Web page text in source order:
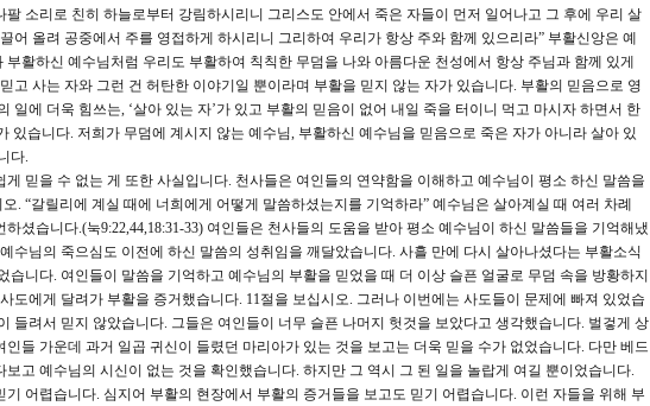
소리로 친히 하늘로부터 강림하시리니 그리스도 안에서 죽은 자들이 먼저 일어나고 그 후에 우리 살
어 올려 공중에서 주를 영접하게 하시리니 그리하여 우리가 항상 주와 함께 있으리라” 부활신앙은 예
활하신 예수님처럼 우리도 부활하여 칙칙한 무덤을 나와 아름다운 천성에서 항상 주님과 함께 있게
고 사는 자와 그런 건 허탄한 이야기일 뿐이라며 부활을 믿지 않는 자가 있습니다. 부활의 믿음으로 영
일에 더욱 힘쓰는, ‘살아 있는 자’가 있고 부활의 믿음이 없어 내일 죽을 터이니 먹고 마시자 하면서 한
있습니다. 저희가 무덤에 계시지 않는 예수님, 부활하신 예수님을 믿음으로 죽은 자가 아니라 살아 있
다.
믿을 수 없는 게 또한 사실입니다. 천사들은 여인들의 연약함을 이해하고 예수님이 평소 하신 말씀을
. “갈릴리에 계실 때에 너희에게 어떻게 말씀하셨는지를 기억하라” 예수님은 살아계실 때 여러 차례
셨습니다.(눅9:22,44,18:31-33) 여인들은 천사들의 도움을 받아 평소 예수님이 하신 말씀들을 기억해냈
수님의 죽으심도 이전에 하신 말씀의 성취임을 깨달았습니다. 사흘 만에 다시 살아나셨다는 부활소식
습니다. 여인들이 말씀을 기억하고 예수님의 부활을 믿었을 때 더 이상 슬픈 얼굴로 무덤 속을 방황하지
도에게 달려가 부활을 증거했습니다. 11절을 보십시오. 그러나 이번에는 사도들이 문제에 빠져 있었습
들려서 믿지 않았습니다. 그들은 여인들이 너무 슬픈 나머지 헛것을 보았다고 생각했습니다. 벌겋게 상
들 가운데 과거 일곱 귀신이 들렸던 마리아가 있는 것을 보고는 더욱 믿을 수가 없었습니다. 다만 베드
고 예수님의 시신이 없는 것을 확인했습니다. 하지만 그 역시 그 된 일을 놀랍게 여길 뿐이었습니다.
어렵습니다. 심지어 부활의 현장에서 부활의 증거들을 보고도 믿기 어렵습니다. 이런 자들을 위해 부